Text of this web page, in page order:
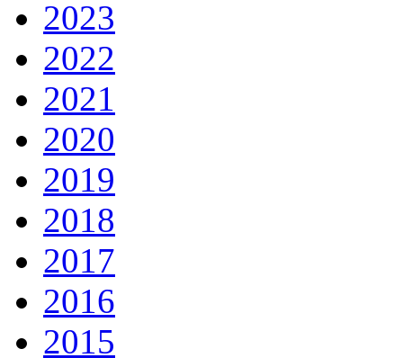
2023
2022
2021
2020
2019
2018
2017
2016
2015